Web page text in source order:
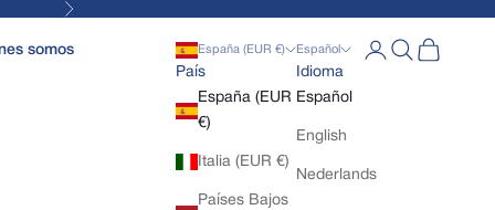
Siguiente
somos España (EUR €)
País
España (EUR
€)
Italia (EUR €)
Países Bajos
Español
Idioma
Español
English
Nederlands
Abrir página de la
AbrirAbrir cesta